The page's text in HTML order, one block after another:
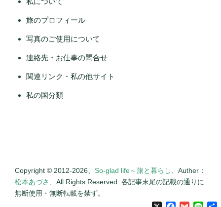
旅のプロフィール
写真のご使用について
連絡先・お仕事の問合せ
関連リンク・私の他サイト
私の国分類
Copyright © 2012-2026、 So-glad life～旅と暮らし
、Auther：
松本あづさ
、All Rights Reserved. 各記事末尾の記載の通りに
無断使用・無断転載を禁ず。
X Facebook
GmailLine